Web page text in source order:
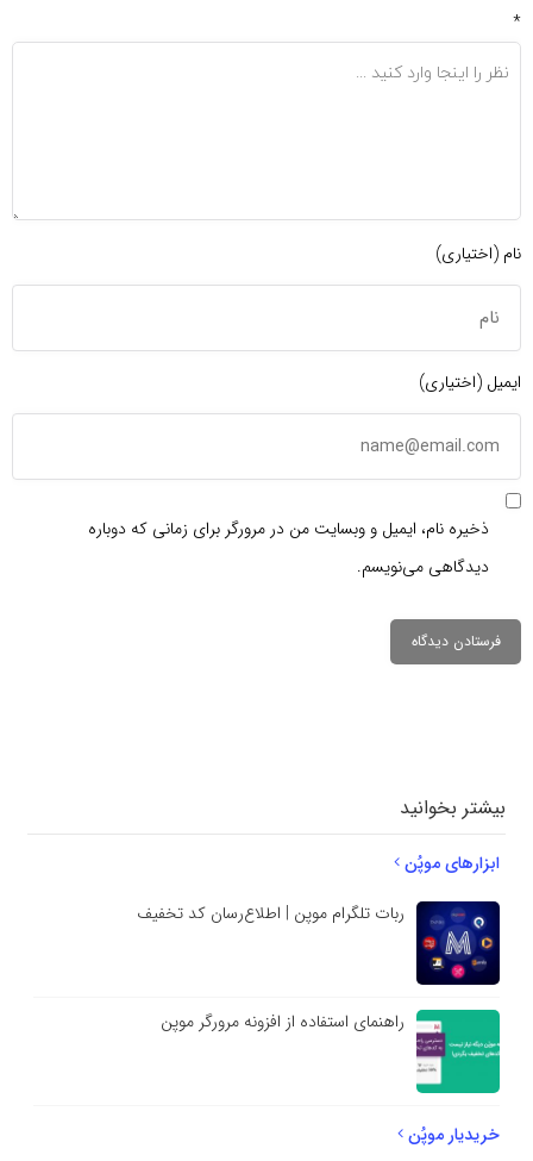
*
نام (اختیاری)
ایمیل (اختیاری)
ذخیره نام، ایمیل و وبسایت من در مرورگر برای زمانی که دوباره
دیدگاهی می‌نویسم.
بیشتر بخوانید
ابزارهای موپُن
ربات تلگرام موپن | اطلاع‌رسان کد تخفیف
راهنمای استفاده از افزونه مرورگر موپن
خریدیار موپُن